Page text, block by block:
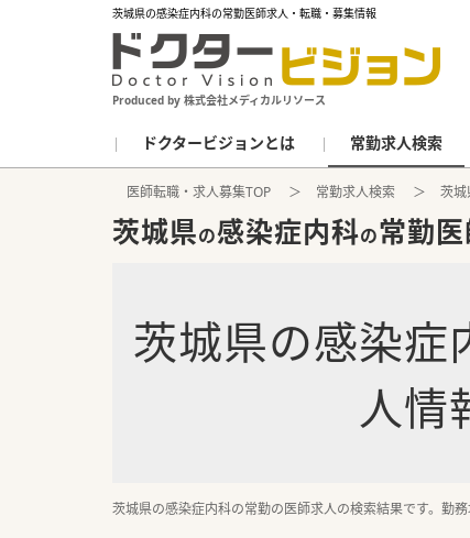
茨城県の感染症内科の常勤医師求人・転職・募集情報
Produced by 株式会社メディカルリソース
ドクタービジョンとは 常勤求人検索
医師転職・求人募集TOP 常勤求人検索 茨城
茨城県の感染症内科の常勤
茨城県の感染症
人情
茨城県の感染症内科の常勤の医師求人の検索結果です。勤